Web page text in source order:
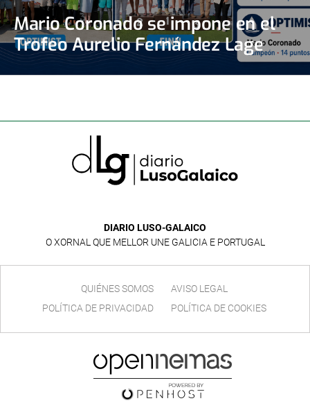
Mario Coronado se impone en el
Trofeo Aurelio Fernández Lage
DIARIO LUSO-GALAICO
O XORNAL QUE MELLOR UNE GALICIA E PORTUGAL
QUIÉNES SOMOS
AVISO LEGAL
POLÍTICA DE PRIVACIDAD
POLÍTICA DE COOKIES